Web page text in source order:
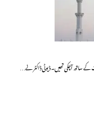
کے ساتھ آچکی تھیں۔ ڈیوٹی ڈاکٹر نے…